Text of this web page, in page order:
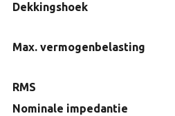
Dekkingshoek
Max. vermogenbelasting
RMS
Nominale impedantie